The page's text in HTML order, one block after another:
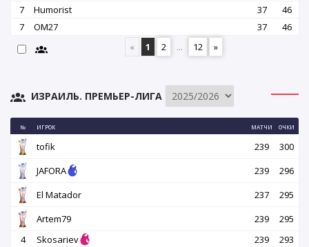
7
Humorist 37
46
7
OM27 37
46
«
1 2 ... 12 »
ИЗРАИЛЬ. ПРЕМЬЕР-ЛИГА
№ ИГРОК МАТЧИ ОЧКИ
tofik 239
300
JAFORA
239
296
El Matador
237
295
Artem79
239
295
4
Skosariev 239
293